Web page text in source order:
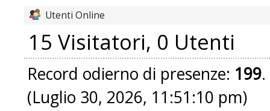
Utenti Online
15 Visitatori, 0 Utenti
Record odierno di presenze: 199
(Luglio 30, 2026, 11:51:10 pm)